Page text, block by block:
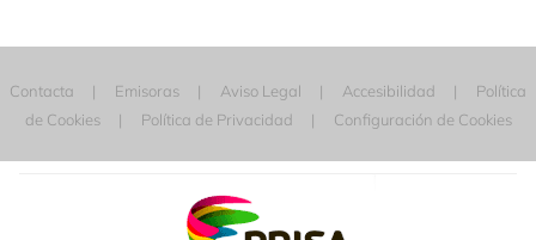
Contacta Emisoras Aviso Legal Accesibilidad
Política
de Cookies
Política de Privacidad Configuración de Cookies